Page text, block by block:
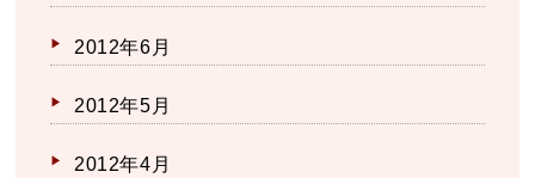
2012年6月
2012年5月
2012年4月